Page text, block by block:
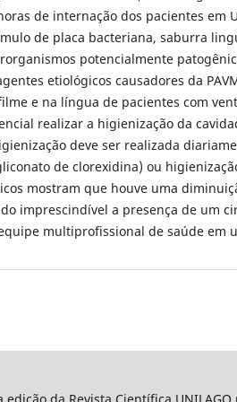
de internação dos pacientes em
de placa bacteriana, saburra
potencialmente
etiológicos causadores da
e na língua de pacientes com
realizar a higienização da
deve ser realizada
de clorexidina) ou
mostram que houve uma
imprescindível a presença de um
multiprofissional de saúde em